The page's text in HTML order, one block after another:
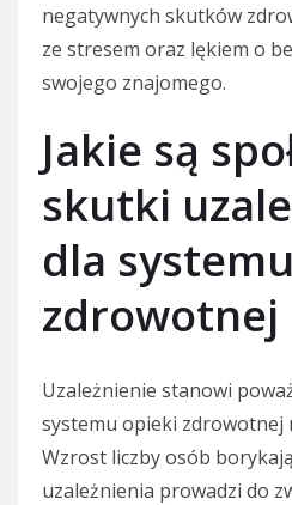
negatywnych skutków
ze stresem oraz lękiem o
swojego znajomego.
Jakie są
skutki
dla
zdrowotnej
Uzależnienie stanowi
systemu opieki zdrowotnej
Wzrost liczby osób
uzależnienia prowadzi do